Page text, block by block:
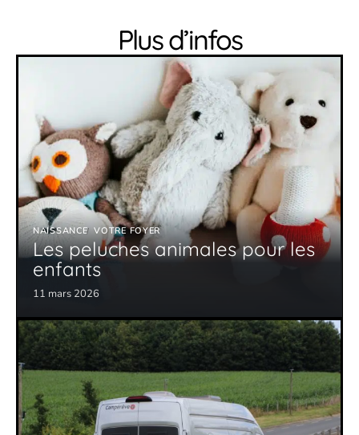
Plus d’infos
NAISSANCE VOTRE FOYER
Les peluches animales pour les
enfants
11 mars 2026